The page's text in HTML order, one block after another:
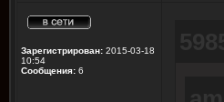
Зарегистрирован: 2015-03-18
10:54
Сообщения: 6